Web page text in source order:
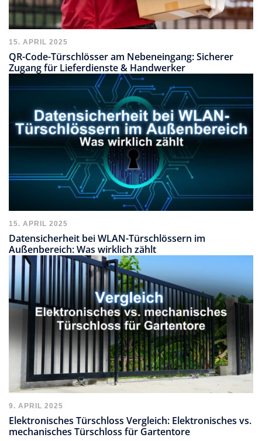
15. APRIL 2025
QR-Code-Türschlösser am Nebeneingang: Sicherer
Zugang für Lieferdienste & Handwerker
15. APRIL 2025
Datensicherheit bei WLAN-Türschlössern im
Außenbereich: Was wirklich zählt
9. APRIL 2025
Elektronisches Türschloss Vergleich: Elektronisches vs.
mechanisches Türschloss für Gartentore